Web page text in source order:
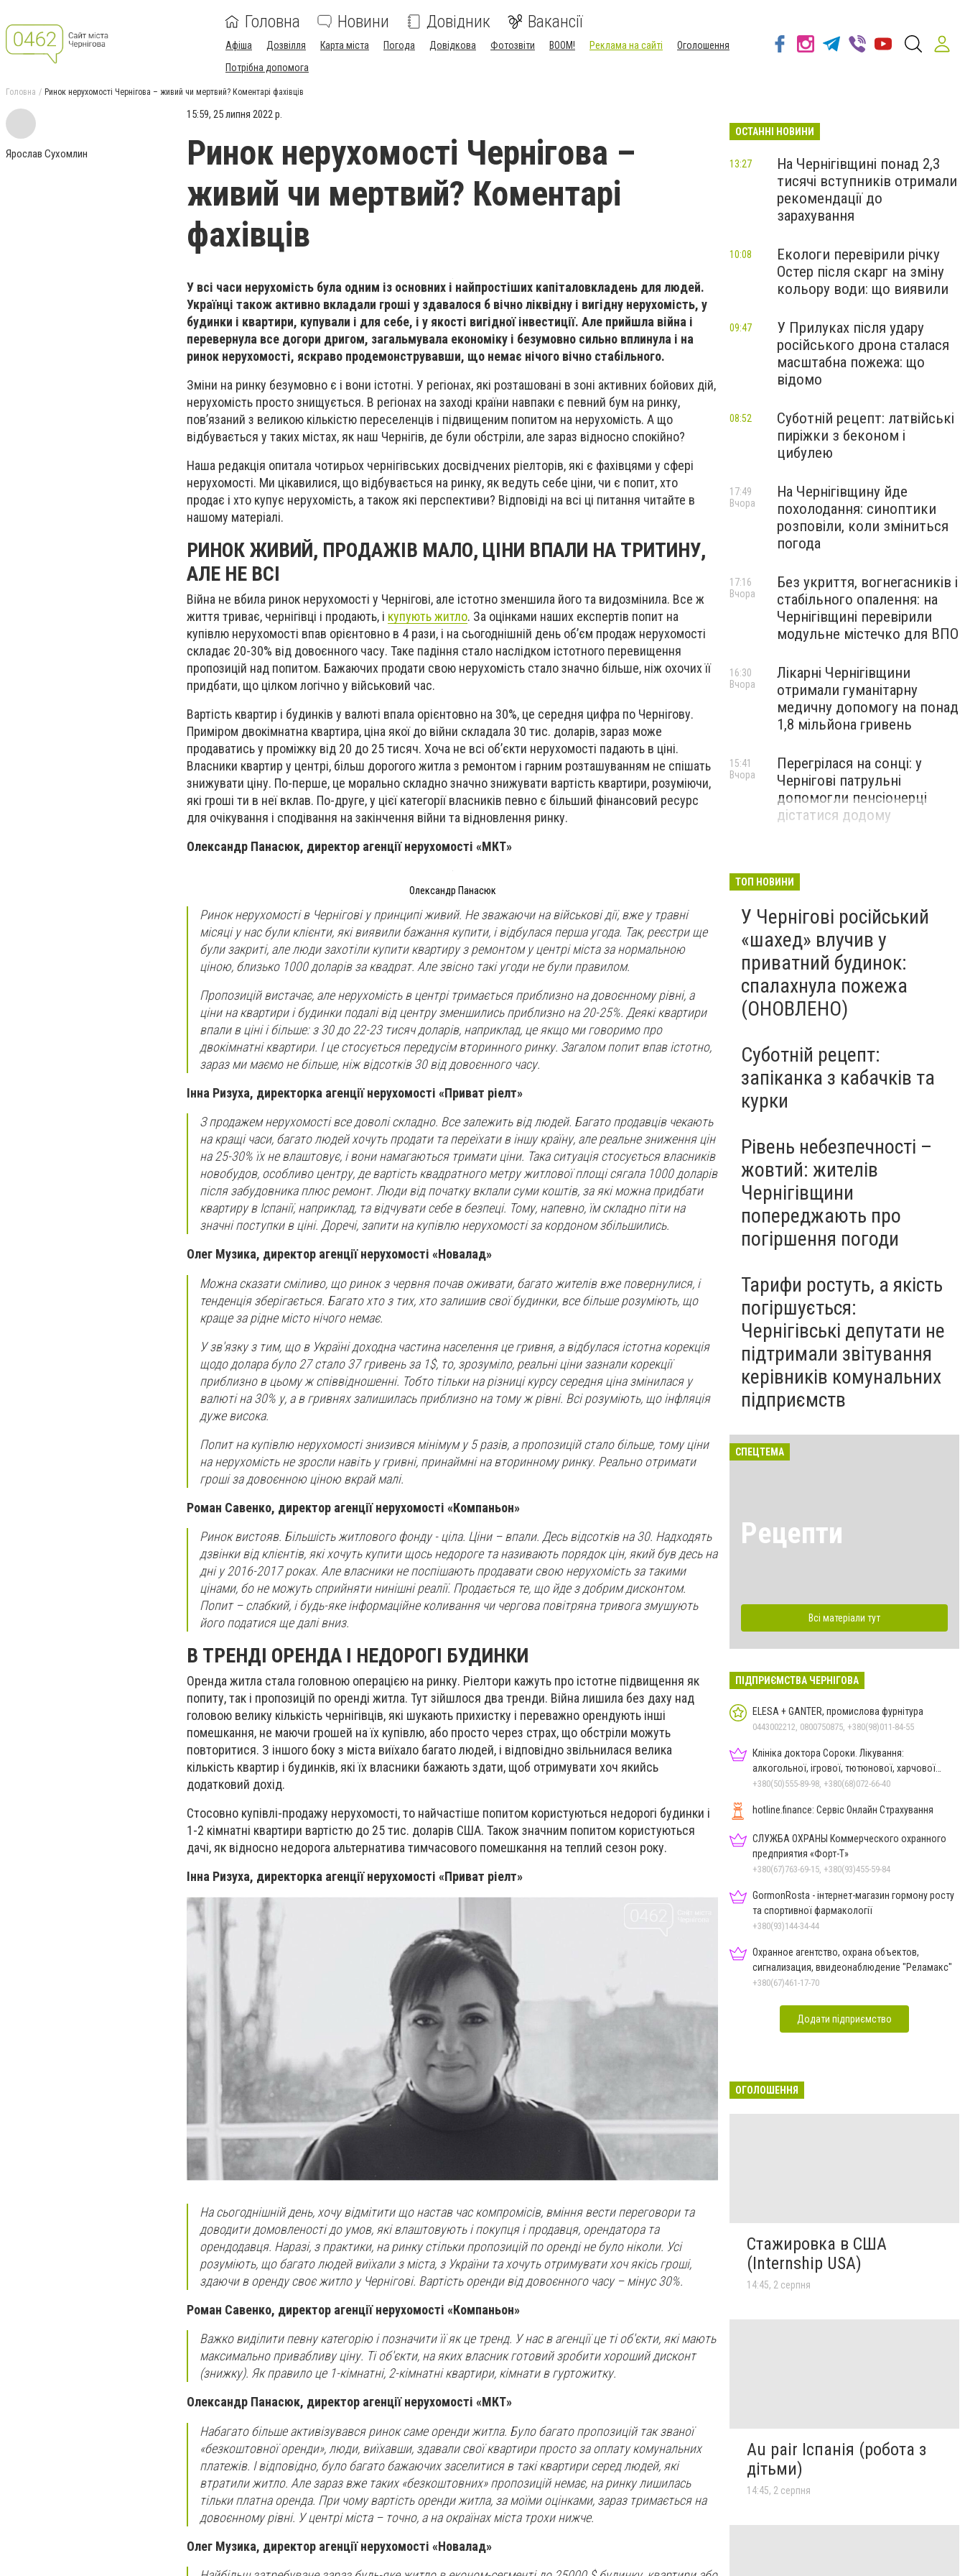
Головна Новини Довідник Вакансії
Афіша Дозвілля Карта міста Погода Довідкова Фотозвіти BOOM! Реклама на сайті
Оголошення
Потрібна допомога
Головна Ринок нерухомості Чернігова – живий чи мертвий? Коментарі фахівців
Ярослав Сухомлин
15:59, 25 липня 2022 р.
Ринок нерухомості Чернігова –
живий чи мертвий? Коментарі
фахівців
У всі часи нерухомість була одним із основних і найпростіших капіталовкладень для людей.
Українці також активно вкладали гроші у здавалося б вічно ліквідну і вигідну нерухомість, у
будинки і квартири, купували і для себе, і у якості вигідної інвестиції. Але прийшла війна і
перевернула все догори дригом, загальмувала економіку і безумовно сильно вплинула і на
ринок нерухомості, яскраво продемонструвавши, що немає нічого вічно стабільного.
Зміни на ринку безумовно є і вони істотні. У регіонах, які розташовані в зоні активних бойових дій,
нерухомість просто знищується. В регіонах на заході країни навпаки є певний бум на ринку,
пов’язаний з великою кількістю переселенців і підвищеним попитом на нерухомість. А що
відбувається у таких містах, як наш Чернігів, де були обстріли, але зараз відносно спокійно?
Наша редакція опитала чотирьох чернігівських досвідчених ріелторів, які є фахівцями у сфері
нерухомості. Ми цікавилися, що відбувається на ринку, як ведуть себе ціни, чи є попит, хто
продає і хто купує нерухомість, а також які перспективи? Відповіді на всі ці питання читайте в
нашому матеріалі.
РИНОК ЖИВИЙ, ПРОДАЖIВ МАЛО, ЦIНИ ВПАЛИ НА ТРИТИНУ,
АЛЕ НЕ ВСІ
Війна не вбила ринок нерухомості у Чернігові, але істотно зменшила його та видозмінила. Все ж
життя триває, чернігівці і продають, і купують житло. За оцінками наших експертів попит на
купівлю нерухомості впав орієнтовно в 4 рази, і на сьогоднішній день об’єм продаж нерухомості
складає 20-30% від довоєнного часу. Таке падіння стало наслідком істотного перевищення
пропозицій над попитом. Бажаючих продати свою нерухомість стало значно більше, ніж охочих її
придбати, що цілком логічно у військовий час.
Вартість квартир і будинків у валюті впала орієнтовно на 30%, це середня цифра по Чернігову.
Приміром двокімнатна квартира, ціна якої до війни складала 30 тис. доларів, зараз може
продаватись у проміжку від 20 до 25 тисяч. Хоча не всі об’єкти нерухомості падають в ціні.
Власники квартир у центрі, більш дорогого житла з ремонтом і гарним розташуванням не спішать
знижувати ціну. По-перше, це морально складно значно знижувати вартість квартири, розуміючи,
які гроші ти в неї вклав. По-друге, у цієї категорії власників певно є більший фінансовий ресурс
для очікування і сподівання на закінчення війни та відновлення ринку.
Олександр Панасюк, директор агенції нерухомості «МКТ»
Олександр Панасюк
Ринок нерухомості в Чернігові у принципі живий. Не зважаючи на військові дії, вже у травні
місяці у нас були клієнти, які виявили бажання купити, і відбулася перша угода. Так, реєстри ще
були закриті, але люди захотіли купити квартиру з ремонтом у центрі міста за нормальною
ціною, близько 1000 доларів за квадрат. Але звісно такі угоди не були правилом.
Пропозицій вистачає, але нерухомість в центрі тримається приблизно на довоєнному рівні, а
ціни на квартири і будинки подалі від центру зменшились приблизно на 20-25%. Деякі квартири
впали в ціні і більше: з 30 до 22-23 тисяч доларів, наприклад, це якщо ми говоримо про
двокімнатні квартири. I це стосується передусім вторинного ринку. Загалом попит впав істотно,
зараз ми маємо не більше, ніж відсотків 30 від довоєнного часу.
Iнна Ризуха, директорка агенції нерухомості «Приват ріелт»
З продажем нерухомості все доволі складно. Все залежить від людей. Багато продавців чекають
на кращі часи, багато людей хочуть продати та переїхати в іншу країну, але реальне зниження цін
на 25-30% їх не влаштовує, і вони намагаються тримати ціни. Така ситуація стосується власників
новобудов, особливо центру, де вартість квадратного метру житлової площі сягала 1000 доларів
після забудовника плюс ремонт. Люди від початку вклали суми коштів, за які можна придбати
квартиру в Іспанії, наприклад, та відчувати себе в безпеці. Тому, напевно, їм складно піти на
значні поступки в ціні. Доречі, запити на купівлю нерухомості за кордоном збільшились.
Олег Музика, директор агенції нерухомості «Новалад»
Можна сказати сміливо, що ринок з червня почав оживати, багато жителів вже повернулися, і
тенденція зберігається. Багато хто з тих, хто залишив свої будинки, все більше розуміють, що
краще за рідне місто нічого немає.
У зв'язку з тим, що в Україні доходна частина населення це гривня, а відбулася істотна корекція
щодо долара було 27 стало 37 гривень за 1$, то, зрозуміло, реальні ціни зазнали корекції
приблизно в цьому ж співвідношенні. Тобто тільки на різниці курсу середня ціна змінилася у
валюті на 30% у, а в гривнях залишилась приблизно на тому ж рівні. Всі розуміють, що інфляція
дуже висока.
Попит на купівлю нерухомості знизився мінімум у 5 разів, а пропозицій стало більше, тому ціни
на нерухомість не зросли навіть у гривні, принаймні на вторинному ринку. Реально отримати
гроші за довоєнною ціною вкрай малі.
Роман Савенко, директор агенції нерухомості «Компаньон»
Ринок вистояв. Більшість житлового фонду - ціла. Ціни – впали. Десь відсотків на 30. Надходять
дзвінки від клієнтів, які хочуть купити щось недороге та називають порядок цін, який був десь на
дні у 2016-2017 роках. Але власники не поспішають продавати свою нерухомість за такими
цінами, бо не можуть сприйняти нинішні реалії. Продається те, що йде з добрим дисконтом.
Попит – слабкий, і будь-яке інформаційне коливання чи чергова повітряна тривога змушують
його податися ще далі вниз.
В ТРЕНДI ОРЕНДА I НЕДОРОГI БУДИНКИ
Оренда житла стала головною операцією на ринку. Ріелтори кажуть про істотне підвищення як
попиту, так і пропозицій по оренді житла. Тут зійшлося два тренди. Війна лишила без даху над
головою велику кількість чернігівців, які шукають прихистку і переважно орендують інші
помешкання, не маючи грошей на їх купівлю, або просто через страх, що обстріли можуть
повторитися. З іншого боку з міста виїхало багато людей, і відповідно звільнилася велика
кількість квартир і будинків, які їх власники бажають здати, щоб отримувати хоч якийсь
додатковий дохід.
Стосовно купівлі-продажу нерухомості, то найчастіше попитом користуються недорогі будинки і
1-2 кімнатні квартири вартістю до 25 тис. доларів США. Також значним попитом користуються
дачі, як відносно недорога альтернатива тимчасового помешкання на теплий сезон року.
Iнна Ризуха, директорка агенції нерухомості «Приват ріелт»
На сьогоднішній день, хочу відмітити що настав час компромісів, вміння вести переговори та
доводити домовленості до умов, які влаштовують і покупця і продавця, орендатора та
орендодавця. Наразі, з практики, на ринку стільки пропозицій по оренді не було ніколи. Усі
розуміють, що багато людей виїхали з міста, з України та хочуть отримувати хоч якісь гроші,
здаючи в оренду своє житло у Чернігові. Вартість оренди від довоєнного часу – мінус 30%.
Роман Савенко, директор агенції нерухомості «Компаньон»
Важко виділити певну категорію і позначити її як це тренд. У нас в агенції це ті об'єкти, які мають
максимально привабливу ціну. Ті об'єкти, на яких власник готовий зробити хороший дисконт
(знижку). Як правило це 1-кімнатні, 2-кімнатні квартири, кімнати в гуртожитку.
Олександр Панасюк, директор агенції нерухомості «МКТ»
Набагато більше активізувався ринок саме оренди житла. Було багато пропозицій так званої
«безкоштовної оренди», люди, виїхавши, здавали свої квартири просто за оплату комунальних
платежів. I відповідно, було багато бажаючих заселитися в такі квартири серед людей, які
втратили житло. Але зараз вже таких «безкоштовних» пропозицій немає, на ринку лишилась
тільки платна оренда. При чому вартість оренди житла, за моїми оцінками, зараз тримається на
довоєнному рівні. У центрі міста – точно, а на окраїнах міста трохи нижче.
Олег Музика, директор агенції нерухомості «Новалад»
ОСТАННІ НОВИНИ
На Чернігівщині понад 2,3
тисячі вступників отримали
рекомендації до
зарахування
13:27
Екологи перевірили річку
Остер після скарг на зміну
кольору води: що виявили
10:08
У Прилуках після удару
російського дрона сталася
масштабна пожежа: що
відомо
09:47
Суботній рецепт: латвійські
пиріжки з беконом і
цибулею
08:52
На Чернігівщину йде
похолодання: синоптики
розповіли, коли зміниться
погода
17:49
Вчора
Без укриття, вогнегасників і
стабільного опалення: на
Чернігівщині перевірили
модульне містечко для ВПО
17:16
Вчора
Лікарні Чернігівщини
отримали гуманітарну
медичну допомогу на понад
1,8 мільйона гривень
16:30
Вчора
Перегрілася на сонці: у
Чернігові патрульні
допомогли пенсіонерці
дістатися додому
15:41
Вчора
ТОП НОВИНИ
У Чернігові російський
«шахед» влучив у
приватний будинок:
спалахнула пожежа
(ОНОВЛЕНО)
Суботній рецепт:
запіканка з кабачків та
курки
Рівень небезпечності –
жовтий: жителів
Чернігівщини
попереджають про
погіршення погоди
Тарифи ростуть, а якість
погіршується:
Чернігівські депутати не
підтримали звітування
керівників комунальних
підприємств
СПЕЦТЕМА
Рецепти
Всі матеріали тут
ПІДПРИЄМСТВА ЧЕРНІГОВА
ELESA + GANTER, промислова фурнітура
0443002212, 0800750875, +380(98)011-84-55
Клініка доктора Сороки. Лікування:
алкогольної, ігрової, тютюнової, харчової
залежностей, неврозів т
+380(50)555-89-98, +380(68)072-66-40
hotline.finance: Сервіс Онлайн Страхування
СЛУЖБА ОХРАНЫ Коммерческого охранного
предприятия «Форт-Т»
+380(67)763-69-15, +380(93)455-59-84
GormonRosta - інтернет-магазин гормону росту
та спортивної фармакології
+380(93)144-34-44
Охранное агентство, охрана объектов,
сигнализация, ввидеонаблюдение "Реламакс"
+380(67)461-17-70
Додати підприємство
ОГОЛОШЕННЯ
Стажировка в США
(Internship USA)
14:45, 2 серпня
Au pair Іспанія (робота з
дітьми)
14:45, 2 серпня